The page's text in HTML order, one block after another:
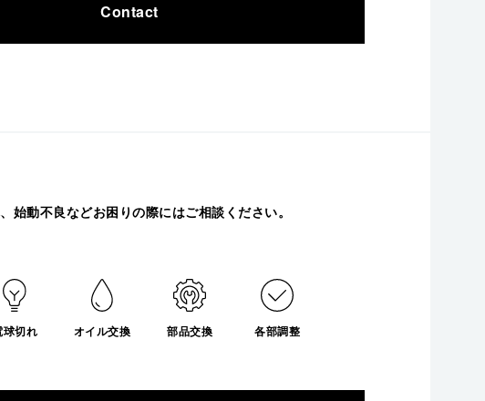
Contact
始動不良などお困りの際にはご相談ください。
球切れ オイル交換 部品交換 各部調整